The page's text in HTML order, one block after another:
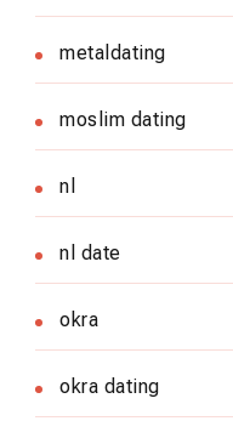
metaldating
moslim dating
nl
nl date
okra
okra dating